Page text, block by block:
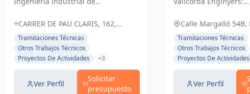
INGENIERÍA
INDUSTRIAL Y
SERVICIOS, S.L.
Soluciones eficientes para
CARRER DE PAU CLARIS, 162,
BARCELONA, ESPAÑA, España
Tramitaciones Técnicas
Otros Trabajos Técnicos
Proyectos De Actividades
+3
Ver Perfil
Solicitar
presupuesto
S.L.
cada proyecto,
espacios inspiradores
el futuro.
Calle Margalló 54B,
Tramitaciones Técnicas
Otros Trabajos Técnicos
Proyectos De Actividades
Ver Perfil